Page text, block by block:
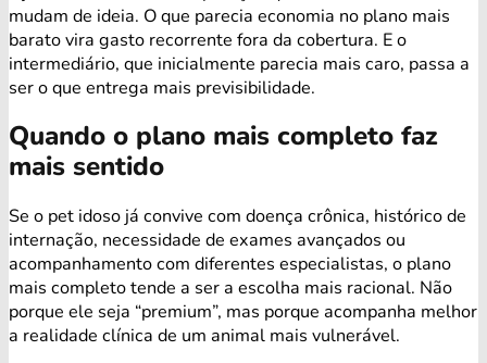
mudam de ideia. O que parecia economia no plano mais
barato vira gasto recorrente fora da cobertura. E o
intermediário, que inicialmente parecia mais caro, passa a
ser o que entrega mais previsibilidade.
Quando o plano mais completo faz
mais sentido
Se o pet idoso já convive com doença crônica, histórico de
internação, necessidade de exames avançados ou
acompanhamento com diferentes especialistas, o plano
mais completo tende a ser a escolha mais racional. Não
porque ele seja “premium”, mas porque acompanha melhor
a realidade clínica de um animal mais vulnerável.